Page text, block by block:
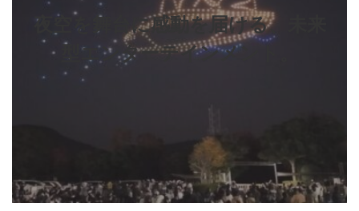
夜空を舞台に感動を届ける、未来
型エンターテインメント。